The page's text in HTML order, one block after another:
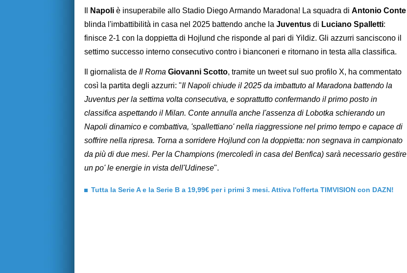
Napoli è insuperabile allo Stadio Diego Armando Maradona! La squadra di Antonio Conte
blinda l'imbattibilità in casa nel 2025 battendo anche la Juventus di Luciano Spalletti:
finisce 2-1 con la doppietta di Hojlund che risponde al pari di Yildiz. Gli azzurri sanciscono il
settimo successo interno consecutivo contro i bianconeri e ritornano in testa alla classifica.
Il giornalista de Il Roma Giovanni Scotto, tramite un tweet sul suo profilo X, ha commentato
così la partita degli azzurri: "Il Napoli chiude il 2025 da imbattuto al Maradona battendo la
Juventus per la settima volta consecutiva, e soprattutto confermando il primo posto in
classifica aspettando il Milan. Conte annulla anche l'assenza di Lobotka schierando un
Napoli dinamico e combattiva, 'spallettiano' nella riaggressione nel primo tempo e capace di
soffrire nella ripresa. Torna a sorridere Hojlund con la doppietta: non segnava in campionato
da più di due mesi. Per la Champions (mercoledì in casa del Benfica) sarà necessario gestire
un po' le energie in vista dell'Udinese".
Tutta la Serie A e la Serie B a 19,99€ per i primi 3 mesi. Attiva l'offerta TIMVISION con DAZN!